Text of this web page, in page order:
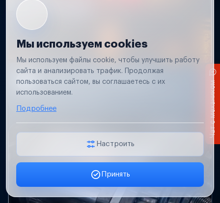
Не работает свет прицепа
Проверим проводку и разъемы, восстановим
Мы используем cookies
Мы используем файлы cookie, чтобы улучшить работу
сайта и анализировать трафик. Продолжая
пользоваться сайтом, вы соглашаетесь с их
использованием.
Подробнее
Настроить
Принять
Заявка онлайн
Чат с механиком